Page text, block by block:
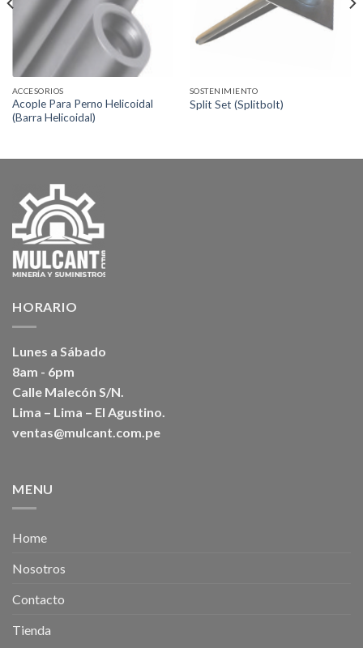
ACCESORIOS
Acople Para Perno Helicoidal
(Barra Helicoidal)
SOSTENIMIENTO
Split Set (Splitbolt)
HORARIO
Lunes a Sábado
8am - 6pm
Calle Malecón S/N.
Lima – Lima – El Agustino.
ventas@mulcant.com.pe
MENU
Home
Nosotros
Contacto
Tienda